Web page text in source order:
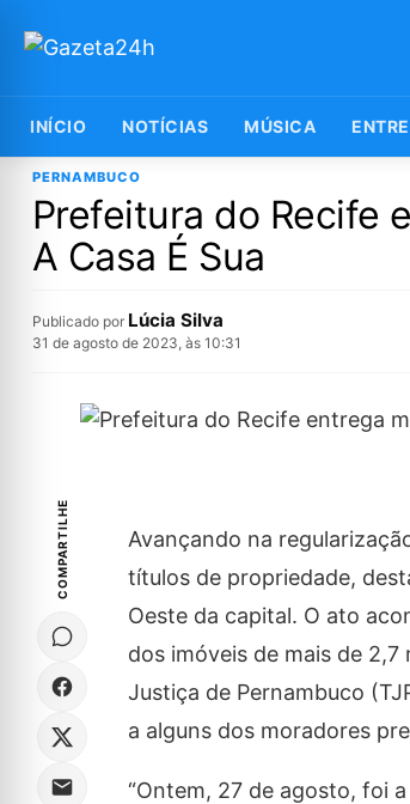
INÍCIO NOTÍCIAS MÚSICA
PERNAMBUCO
Prefeitura do Recife
A Casa É Sua
Publicado por Lúcia Silva
31 de agosto de 2023, às 10:31
COMPARTILHE
Avançando na
títulos de propriedade,
Oeste da capital. O ato
dos imóveis de mais de
Justiça de Pernambuco
a alguns dos moradores
“Ontem, 27 de agosto, foi